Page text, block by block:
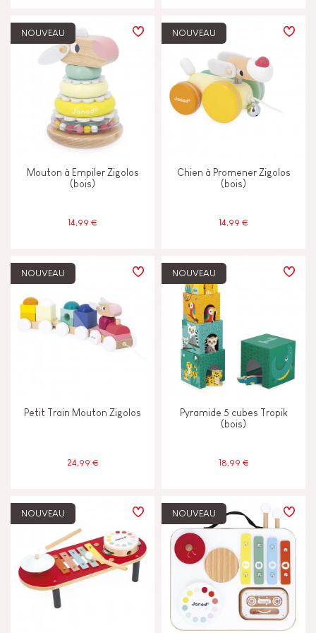
NOUVEAU
Mouton à Empiler Zigolos
(bois)
14,99 €
NOUVEAU
Chien à Promener Zigolos
(bois)
14,99 €
NOUVEAU
Petit Train Mouton Zigolos
24,99 €
NOUVEAU
Pyramide 5 cubes Tropik
(bois)
18,99 €
NOUVEAU NOUVEAU